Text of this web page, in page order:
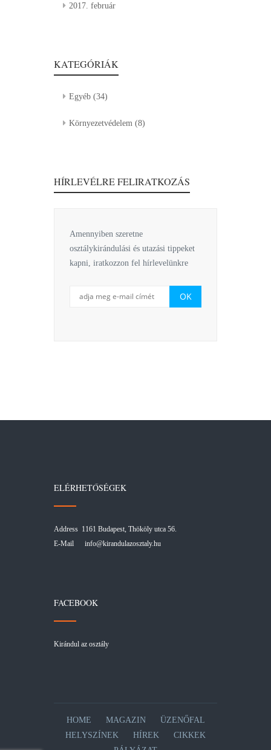
2017. február
KATEGÓRIÁK
Egyéb (34)
Környezetvédelem (8)
HÍRLEVÉLRE FELIRATKOZÁS
Amennyiben szeretne
osztálykirándulási és utazási tippeket
kapni, iratkozzon fel hírlevelünkre
ELÉRHETŐSÉGEK
Address 1161 Budapest, Thököly utca 56.
E-Mail info@kirandulazosztaly.hu
FACEBOOK
Kirándul az osztály
HOME MAGAZIN
ÜZENŐFAL
HELYSZÍNEK
HÍREK
CIKKEK